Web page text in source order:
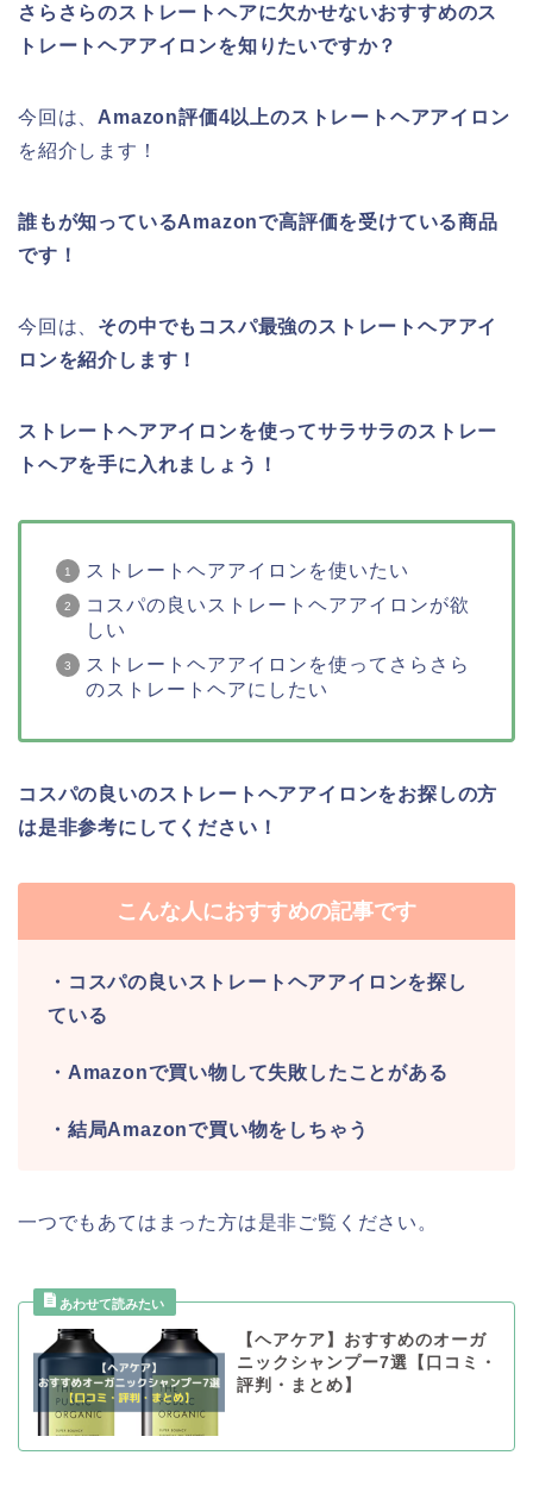
さらさらのストレートヘアに欠かせないおすすめのス
トレートヘアアイロンを知りたいですか？
今回は、 Amazon評価4以上のストレートヘアアイロン
を紹介します！
誰もが知っているAmazonで高評価を受けている商品
です！
今回は、 その中でもコスパ最強のストレートヘアアイ
ロンを紹介します！
ストレートヘアアイロンを使ってサラサラのストレー
トヘアを手に入れましょう！
ストレートヘアアイロンを使いたい
コスパの良いストレートヘアアイロンが欲
しい
ストレートヘアアイロンを使ってさらさら
のストレートヘアにしたい
コスパの良いのストレートヘアアイロンをお探しの方
は是非参考にしてください！
こんな人におすすめの記事です
・コスパの良いストレートヘアアイロンを探し
ている
・Amazonで買い物して失敗したことがある
・結局Amazonで買い物をしちゃう
一つでもあてはまった方は是非ご覧ください。
【ヘアケア】おすすめのオーガ
ニックシャンプー7選【口コミ・
評判・まとめ】